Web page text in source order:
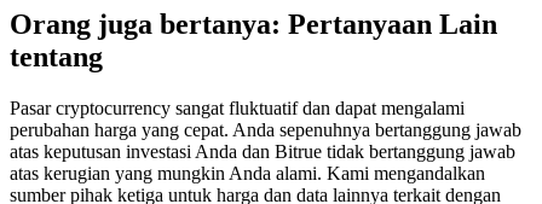
Copy Trading
Bergabunglah dengan pedagang top
Orang juga bertanya: Pertanyaan Lain
tentang
Pasar cryptocurrency sangat fluktuatif dan dapat mengalami
perubahan harga yang cepat. Anda sepenuhnya bertanggung jawab
atas keputusan investasi Anda dan Bitrue tidak bertanggung jawab
atas kerugian yang mungkin Anda alami. Kami mengandalkan
sumber pihak ketiga untuk harga dan data lainnya terkait dengan